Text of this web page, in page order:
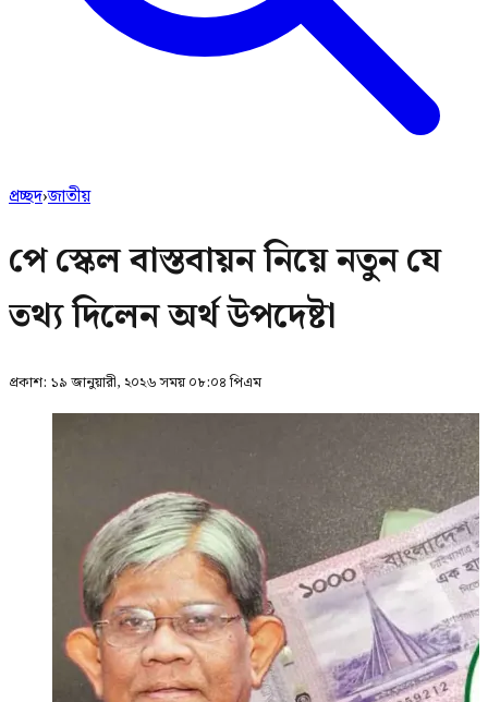
প্রচ্ছদ›জাতীয়
পে স্কেল বাস্তবায়ন নিয়ে নতুন যে
তথ্য দিলেন অর্থ উপদেষ্টা
প্রকাশ: ১৯ জানুয়ারী, ২০২৬ সময় ০৮:০৪ পিএম